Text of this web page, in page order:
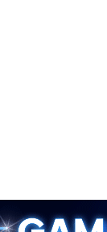
부 조사
성…체감온도 38도
토 지시
비...가뭄 해소될
원칙 뒤집는 것"
자들 '범죄 사각지